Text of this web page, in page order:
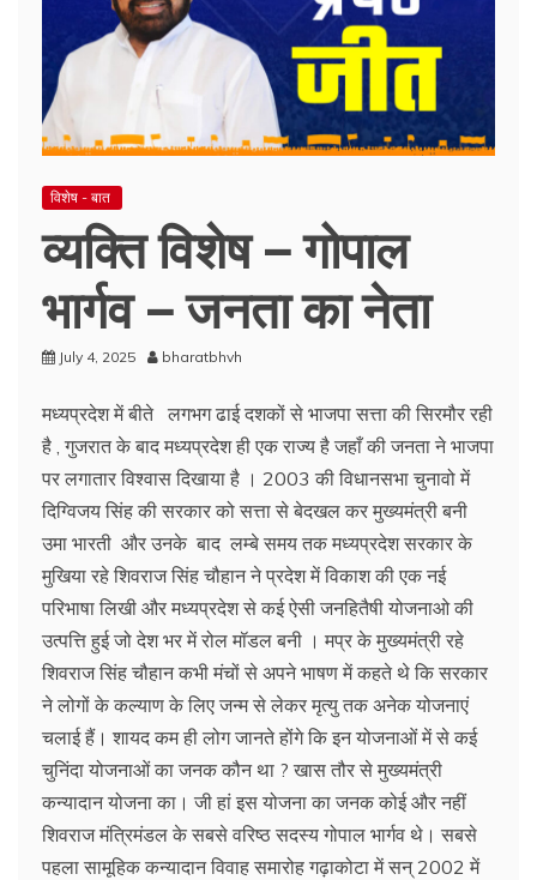
विशेष - बात
व्यक्ति विशेष – गोपाल
भार्गव – जनता का नेता
July 4, 2025 bharatbhvh
मध्यप्रदेश में बीते लगभग ढाई दशकों से भाजपा सत्ता की सिरमौर रही
है , गुजरात के बाद मध्यप्रदेश ही एक राज्य है जहाँ की जनता ने भाजपा
पर लगातार विश्वास दिखाया है । 2003 की विधानसभा चुनावो में
दिग्विजय सिंह की सरकार को सत्ता से बेदखल कर मुख्यमंत्री बनी
उमा भारती और उनके बाद लम्बे समय तक मध्यप्रदेश सरकार के
मुखिया रहे शिवराज सिंह चौहान ने प्रदेश में विकाश की एक नई
परिभाषा लिखी और मध्यप्रदेश से कई ऐसी जनहितैषी योजनाओ की
उत्पत्ति हुई जो देश भर में रोल मॉडल बनी । मप्र के मुख्यमंत्री रहे
शिवराज सिंह चौहान कभी मंचों से अपने भाषण में कहते थे कि सरकार
ने लोगों के कल्याण के लिए जन्म से लेकर मृत्यु तक अनेक योजनाएं
चलाई हैं। शायद कम ही लोग जानते होंगे कि इन योजनाओं में से कई
चुनिंदा योजनाओं का जनक कौन था ? खास तौर से मुख्यमंत्री
कन्यादान योजना का। जी हां इस योजना का जनक कोई और नहीं
शिवराज मंत्रिमंडल के सबसे वरिष्ठ सदस्य गोपाल भार्गव थे। सबसे
पहला सामूहिक कन्यादान विवाह समारोह गढ़ाकोटा में सन् 2002 में